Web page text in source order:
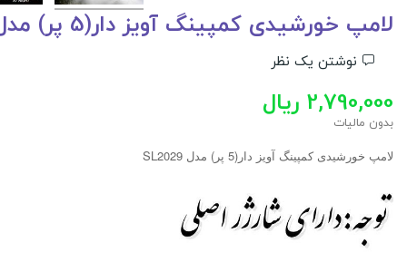
لامپ خورشیدی کمپینگ آویز دار(5 پر) مدل SL2029
نوشتن یک نظر
2,790,000 ریال
بدون مالیات
لامپ خورشیدی کمپینگ آویز دار(5 پر) مدل SL2029